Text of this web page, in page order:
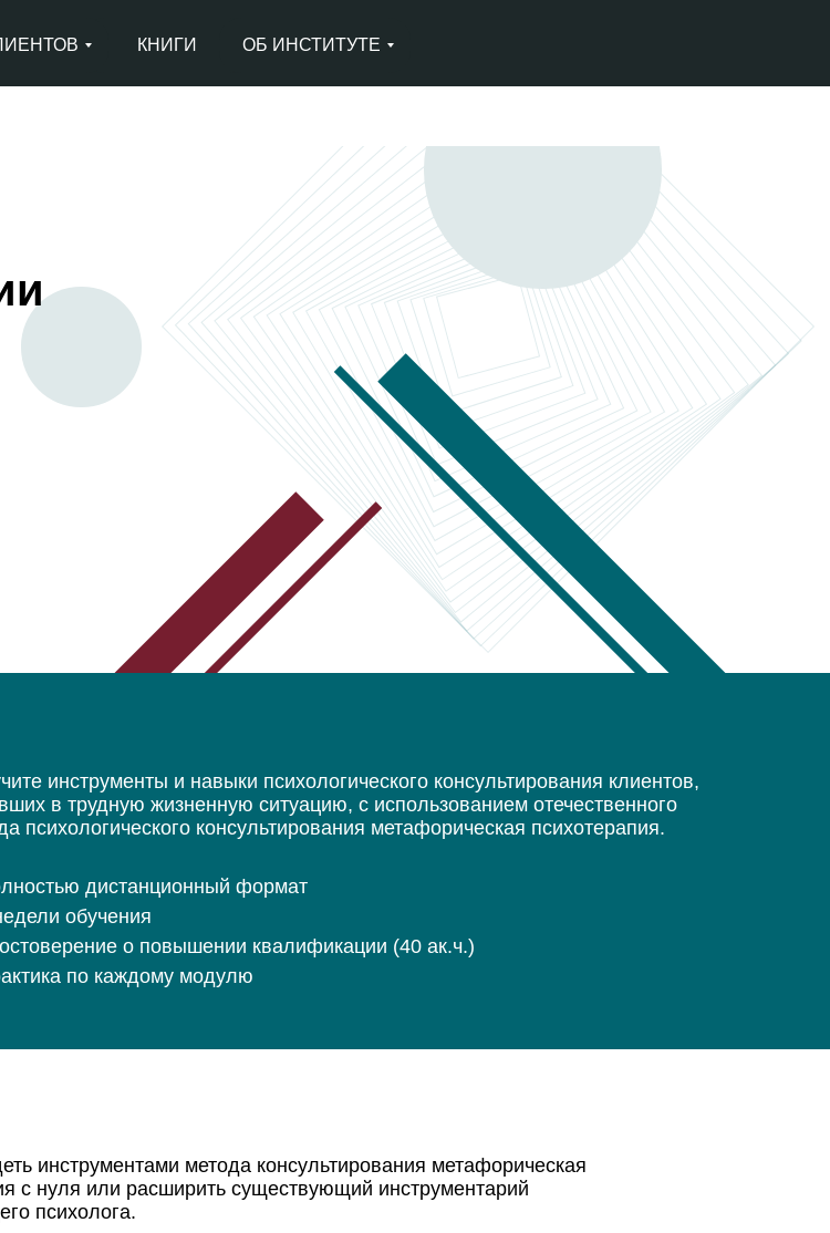
КНИГИ ОБ ИНСТИТУТЕ
инструменты и навыки психологического консультирования клиентов,
в трудную жизненную ситуацию, с использованием отечественного
психологического консультирования метафорическая психотерапия.
дистанционный формат
обучения
о повышении квалификации (40 ак.ч.)
по каждому модулю
инструментами метода консультирования метафорическая
с нуля или расширить существующий инструментарий
психолога.